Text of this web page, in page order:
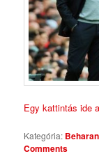
Egy kattintás ide
Kategória:
Comments